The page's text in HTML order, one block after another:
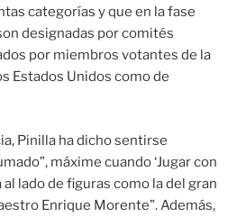
categorías y que en la fase
designadas por comités
por miembros votantes de la
Estados Unidos como de
Pinilla ha dicho sentirse
máxime cuando ‘Jugar con
al lado de figuras como la del gran
Enrique Morente”. Además,